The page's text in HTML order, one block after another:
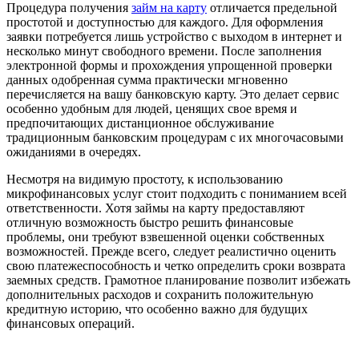
Процедура получения займ на карту отличается предельной
простотой и доступностью для каждого. Для оформления
заявки потребуется лишь устройство с выходом в интернет и
несколько минут свободного времени. После заполнения
электронной формы и прохождения упрощенной проверки
данных одобренная сумма практически мгновенно
перечисляется на вашу банковскую карту. Это делает сервис
особенно удобным для людей, ценящих свое время и
предпочитающих дистанционное обслуживание
традиционным банковским процедурам с их многочасовыми
ожиданиями в очередях.
Несмотря на видимую простоту, к использованию
микрофинансовых услуг стоит подходить с пониманием всей
ответственности. Хотя займы на карту предоставляют
отличную возможность быстро решить финансовые
проблемы, они требуют взвешенной оценки собственных
возможностей. Прежде всего, следует реалистично оценить
свою платежеспособность и четко определить сроки возврата
заемных средств. Грамотное планирование позволит избежать
дополнительных расходов и сохранить положительную
кредитную историю, что особенно важно для будущих
финансовых операций.